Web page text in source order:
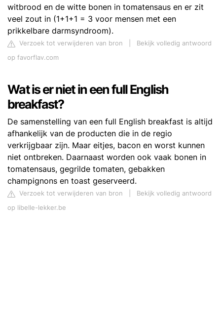
witbrood en de witte bonen in tomatensaus en er zit
veel zout in (1+1+1 = 3 voor mensen met een
prikkelbare darmsyndroom).
Verzoek tot verwijderen van bron
Bekijk volledig antwoord
op favorflav.com
Wat is er niet in een full English
breakfast?
De samenstelling van een full English breakfast is altijd
afhankelijk van de producten die in de regio
verkrijgbaar zijn. Maar eitjes, bacon en worst kunnen
niet ontbreken. Daarnaast worden ook vaak bonen in
tomatensaus, gegrilde tomaten, gebakken
champignons en toast geserveerd.
Verzoek tot verwijderen van bron
Bekijk volledig antwoord
op libelle-lekker.be